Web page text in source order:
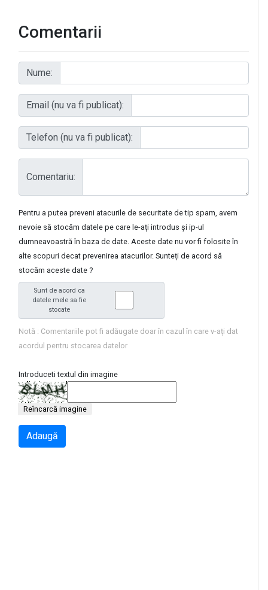
Comentarii
Nume:
Email (nu va fi publicat):
Telefon (nu va fi publicat):
Comentariu:
Pentru a putea preveni atacurile de securitate de tip spam, avem
nevoie să stocăm datele pe care le-ați introdus și ip-ul
dumneavoastră în baza de date. Aceste date nu vor fi folosite în
alte scopuri decat prevenirea atacurilor. Sunteți de acord să
stocăm aceste date ?
Sunt de acord ca
datele mele sa fie
stocate
Notă : Comentariile pot fi adăugate doar în cazul în care v-ați dat
acordul pentru stocarea datelor
Introduceti textul din imagine
Reîncarcă imagine
Adaugă